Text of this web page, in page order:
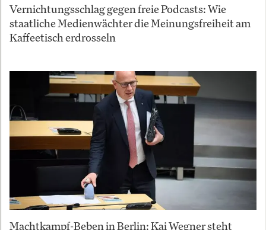
Vernichtungsschlag gegen freie Podcasts: Wie
staatliche Medienwächter die Meinungsfreiheit am
Kaffeetisch erdrosseln
Machtkampf-Beben in Berlin: Kai Wegner steht